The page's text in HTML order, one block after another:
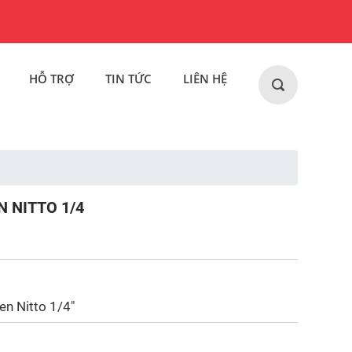
HỖ TRỢ TIN TỨC LIÊN HỆ
NITTO 1/4
Nitto 1/4"